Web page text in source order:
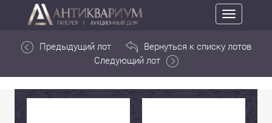
Toggle
navigation
Предыдущий лот
Вернуться к списку лотов
Следующий лот